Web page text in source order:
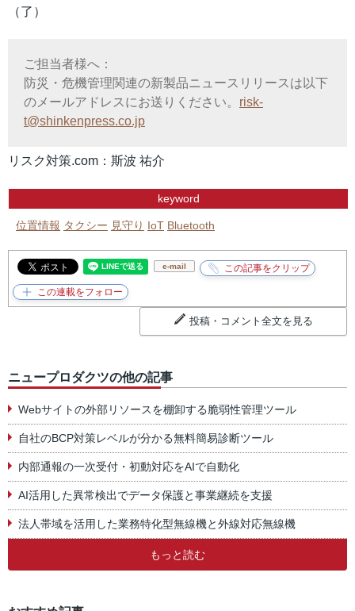
（了）
ご担当者様へ：
防災・危機管理関連の新製品ニュースリリースは以下
のメールアドレスにお送りください。 risk-
t@shinkenpress.co.jp
リスク対策.com：斯波 祐介
keyword
位置情報 タクシー 見守り IoT Bluetooth
e-mail
投稿・コメント全文を見る
ニュープロダクツの他の記事
Webサイトの外部リソースを棚卸する脆弱性管理ツール
自社のBCP対策レベルが分かる無料簡易診断ツール
内部通報の一次受付・初動対応をAIで自動化
AI活用した異常検出でデータ保護と事業継続を支援
法人帯域を活用した業務特化型無線機と外線対応無線機
もっと読む